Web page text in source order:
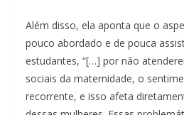
Além disso, ela aponta que o
pouco abordado e de pouca
estudantes, “[…] por não
sociais da maternidade, o
recorrente, e isso afeta